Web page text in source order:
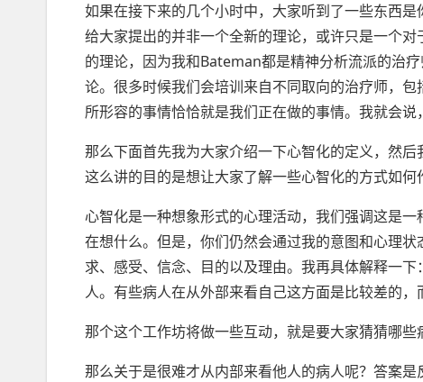
如果在接下来的几个小时中，大家听到了一些东西
给大家提出的并非一个全新的理论，或许只是一个
的理论，因为我和Bateman都是精神分析流派的治
论。很多时候我们会培训来自不同取向的治疗师，
所形容的事情恰恰就是我们正在做的事情。我就会说
那么下面首先我为大家介绍一下心智化的定义，然
这么讲的目的是想让大家了解一些心智化的方式如
心智化是一种想象形式的心理活动，我们强调这是
在想什么。但是，你们仍然会通过我的意图和心理
求、感受、信念、目的以及理由。我再具体解释一
人。有些病人在从外部来看自己这方面是比较差的，
那个这个工作坊将做一些互动，就是要大家猜猜哪
那么关于是很难才从内部来看他人的病人呢？答案